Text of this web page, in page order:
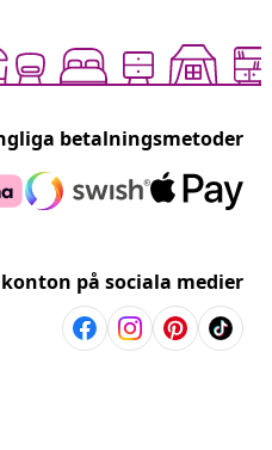
betalningsmetoder
på sociala medier